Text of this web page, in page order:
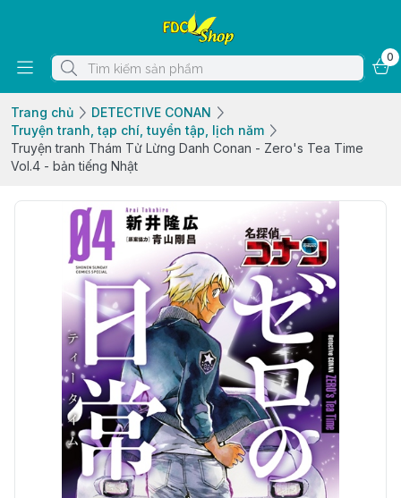
0
Trang chủ
DETECTIVE CONAN
Truyện tranh, tạp chí, tuyển tập, lịch năm
Truyện tranh Thám Tử Lừng Danh Conan - Zero's Tea Time
Vol.4 - bản tiếng Nhật